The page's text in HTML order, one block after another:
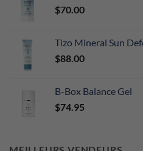
$70.00
Tizo Mineral Sun
$88.00
B-Box Balance Gel
$74.95